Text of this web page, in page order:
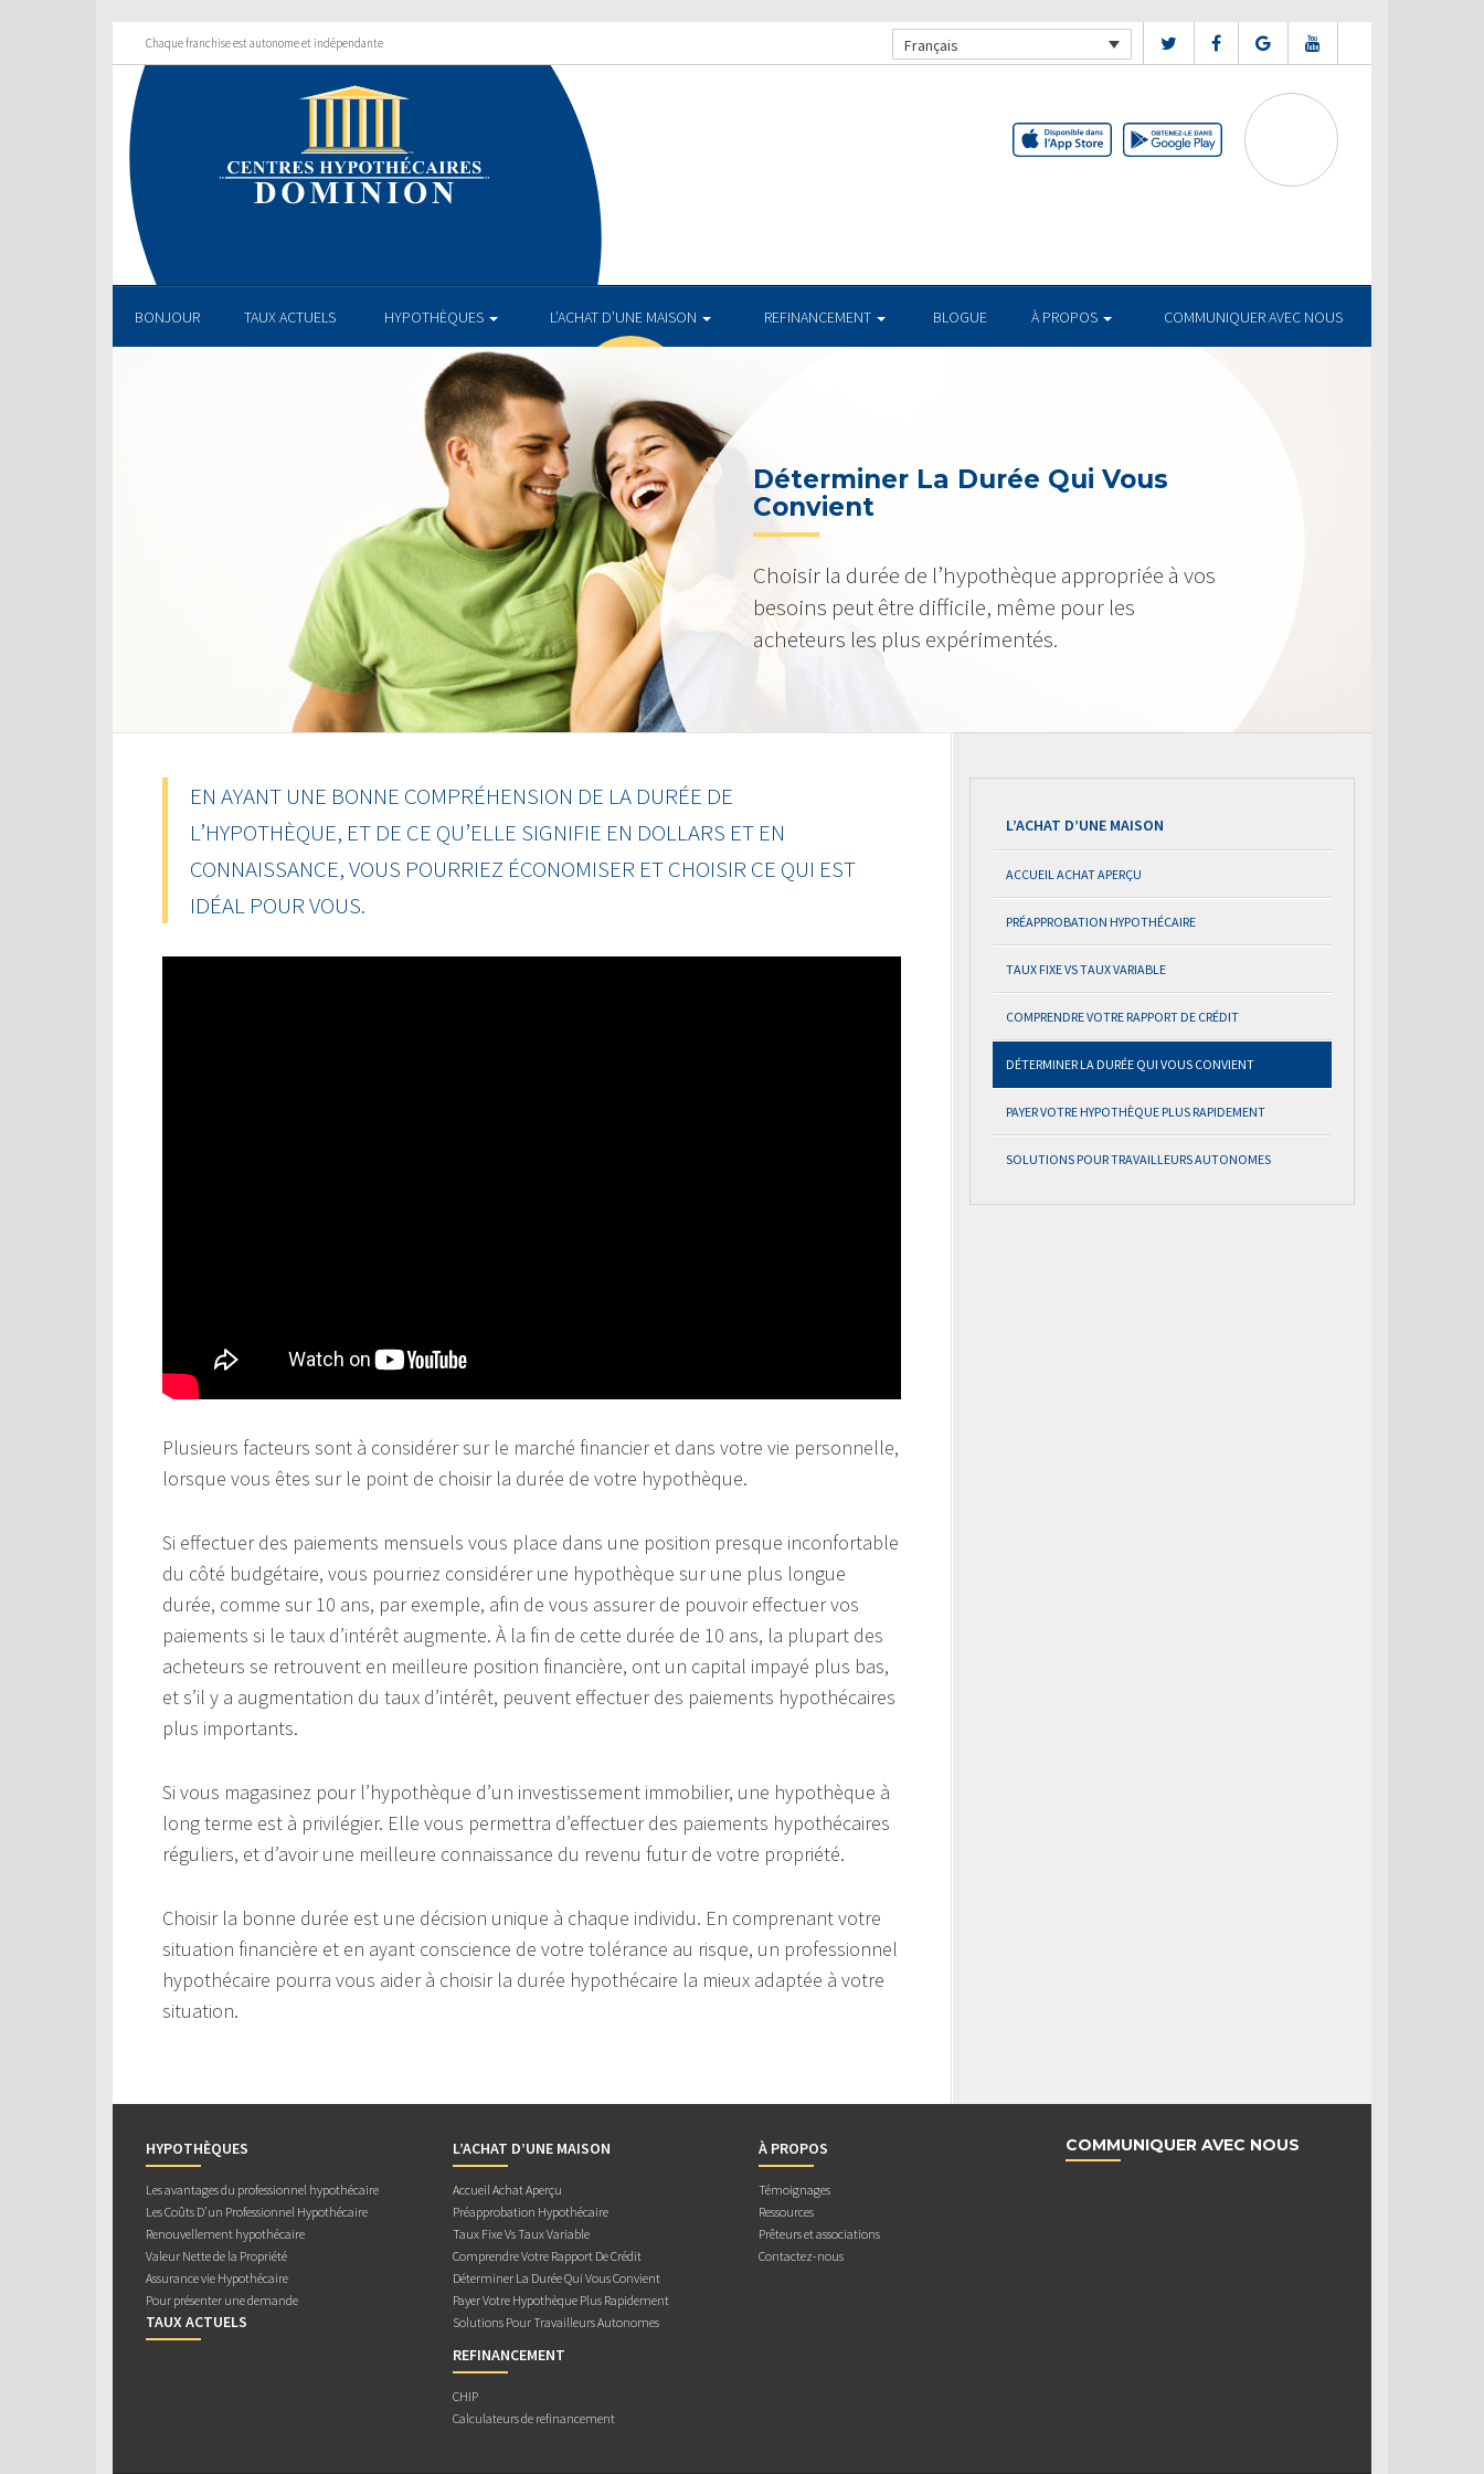
Chaque franchise est autonome et indépendante Français
BONJOUR TAUX ACTUELS HYPOTHÈQUES L’ACHAT D’UNE MAISON REFINANCEMENT BLOGUE À PROPOS COMMUNIQUER AVEC NOUS
Déterminer La Durée Qui Vous
Convient
Choisir la durée de l’hypothèque appropriée à vos
besoins peut être difficile, même pour les
acheteurs les plus expérimentés.
EN AYANT UNE BONNE COMPRÉHENSION DE LA DURÉE DE
L’HYPOTHÈQUE, ET DE CE QU’ELLE SIGNIFIE EN DOLLARS ET EN
CONNAISSANCE, VOUS POURRIEZ ÉCONOMISER ET CHOISIR CE QUI EST
IDÉAL POUR VOUS.
Plusieurs facteurs sont à considérer sur le marché financier et dans votre vie personnelle,
lorsque vous êtes sur le point de choisir la durée de votre hypothèque.
Si effectuer des paiements mensuels vous place dans une position presque inconfortable
du côté budgétaire, vous pourriez considérer une hypothèque sur une plus longue
durée, comme sur 10 ans, par exemple, afin de vous assurer de pouvoir effectuer vos
paiements si le taux d’intérêt augmente. À la fin de cette durée de 10 ans, la plupart des
acheteurs se retrouvent en meilleure position financière, ont un capital impayé plus bas,
et s’il y a augmentation du taux d’intérêt, peuvent effectuer des paiements hypothécaires
plus importants.
Si vous magasinez pour l’hypothèque d’un investissement immobilier, une hypothèque à
long terme est à privilégier. Elle vous permettra d’effectuer des paiements hypothécaires
réguliers, et d’avoir une meilleure connaissance du revenu futur de votre propriété.
Choisir la bonne durée est une décision unique à chaque individu. En comprenant votre
situation financière et en ayant conscience de votre tolérance au risque, un professionnel
hypothécaire pourra vous aider à choisir la durée hypothécaire la mieux adaptée à votre
situation.
L’ACHAT D’UNE MAISON
ACCUEIL ACHAT APERÇU
PRÉAPPROBATION HYPOTHÉCAIRE
TAUX FIXE VS TAUX VARIABLE
COMPRENDRE VOTRE RAPPORT DE CRÉDIT
DÉTERMINER LA DURÉE QUI VOUS CONVIENT
PAYER VOTRE HYPOTHÈQUE PLUS RAPIDEMENT
SOLUTIONS POUR TRAVAILLEURS AUTONOMES
HYPOTHÈQUES
Les avantages du professionnel hypothécaire
Les Coûts D’un Professionnel Hypothécaire
Renouvellement hypothécaire
Valeur Nette de la Propriété
Assurance vie Hypothécaire
Pour présenter une demande
TAUX ACTUELS
L’ACHAT D’UNE MAISON
Accueil Achat Aperçu
Préapprobation Hypothécaire
Taux Fixe Vs Taux Variable
Comprendre Votre Rapport De Crédit
Déterminer La Durée Qui Vous Convient
Payer Votre Hypothèque Plus Rapidement
Solutions Pour Travailleurs Autonomes
REFINANCEMENT
CHIP
Calculateurs de refinancement
À PROPOS
Témoignages
Ressources
Prêteurs et associations
Contactez-nous
COMMUNIQUER AVEC NOUS